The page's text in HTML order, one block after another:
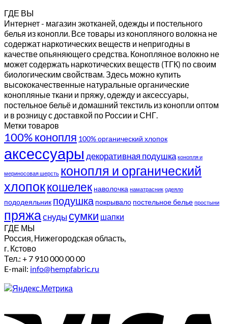
ГДЕ ВЫ
Интернет - магазин экотканей, одежды и постельного
белья из конопли. Все товары из конопляного волокна не
содержат наркотических веществ и непригодны в
качестве опьяняющего средства. Конопляное волокно не
может содержать наркотических веществ (ТГК) по своим
биологическим свойствам. Здесь можно купить
высококачественные натуральные органические
конопляные ткани и пряжу, одежду и аксессуары,
постельное бельё и домашний текстиль из конопли оптом
и в розницу с доставкой по России и СНГ.
Метки товаров
100% конопля 100% органический хлопок
аксессуары декоративная подушка конопля и
мериносовая шерсть конопля и органический
хлопоккошелек наволочка наматрасник одеяло
пододеяльник подушка покрывало постельное белье простыни
пряжаснуды сумки шапки
ГДЕ МЫ
Россия, Нижегородская область,
г. Кстово
Тел.: + 7 910 000 00 00
E-mail: info@hempfabric.ru